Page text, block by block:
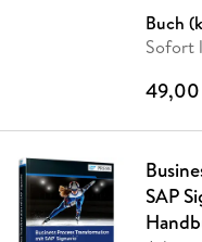
Buch
Sofort
SAP